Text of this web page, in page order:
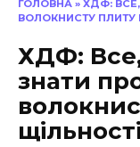
ГОЛОВНА » ХДФ:
ВОЛОКНИСТУ ПЛИТУ
ХДФ:
знати
щільності